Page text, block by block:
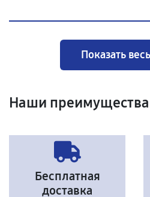
Показать
Наши преимущества
Бесплатная
доставка